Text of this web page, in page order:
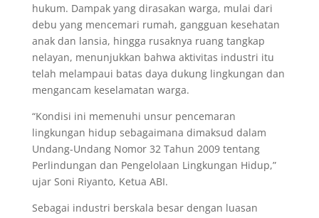
hukum. Dampak yang dirasakan warga, mulai dari
debu yang mencemari rumah, gangguan kesehatan
anak dan lansia, hingga rusaknya ruang tangkap
nelayan, menunjukkan bahwa aktivitas industri itu
telah melampaui batas daya dukung lingkungan dan
mengancam keselamatan warga.
“Kondisi ini memenuhi unsur pencemaran
lingkungan hidup sebagaimana dimaksud dalam
Undang-Undang Nomor 32 Tahun 2009 tentang
Perlindungan dan Pengelolaan Lingkungan Hidup,”
ujar Soni Riyanto, Ketua ABI.
Sebagai industri berskala besar dengan luasan